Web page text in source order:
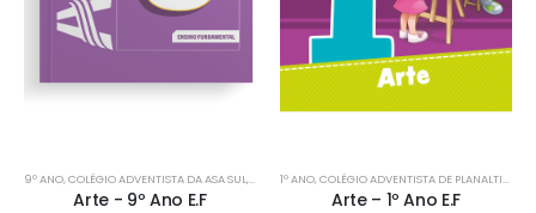
9º ANO,COLÉGIO ADVENTISTA DA ASA SUL,COLÉGIO ADVENTISTA DE ÁGUAS CLARAS,COLÉGIO
Arte - 9º Ano E.F
1º ANO,COLÉGIO ADVENTISTA DE PLANALTINA
Arte – 1º Ano E.F